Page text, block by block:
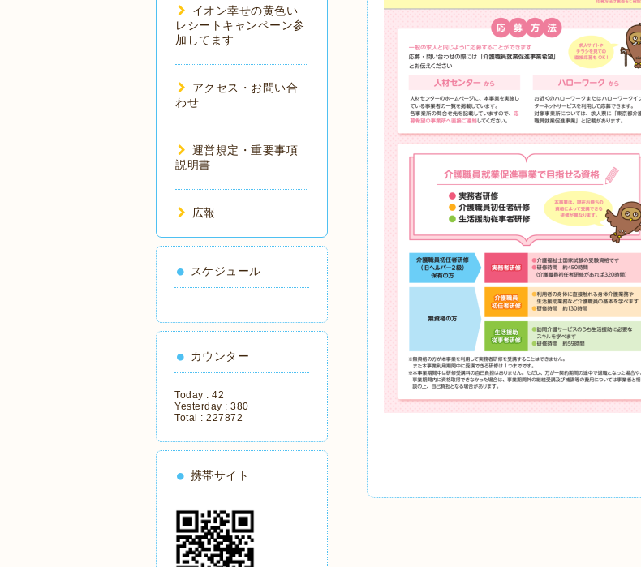
イオン幸せの黄色い
レシートキャンペーン参
加してます
アクセス・お問い合
わせ
運営規定・重要事項
説明書
広報
スケジュール
カウンター
Today : 42
Yesterday : 380
Total : 227872
携帯サイト